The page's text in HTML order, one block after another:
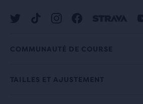
COMMUNAUTÉ DE COURSE
TAILLES ET AJUSTEMENT